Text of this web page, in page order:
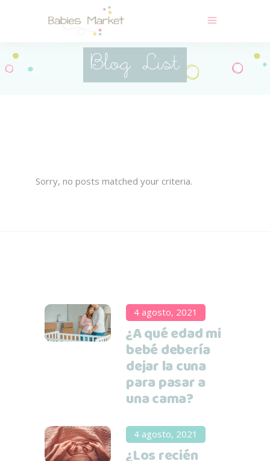
Blog List
Sorry, no posts matched your criteria.
4 agosto, 2021
¿A qué edad mi
bebé debería
dejar la cuna
para pasar a
una cama?
4 agosto, 2021
¿Los recién